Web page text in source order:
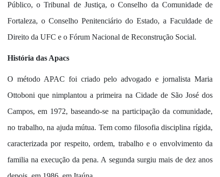
Público, o Tribunal de Justiça, o Conselho da Comunidade de
Fortaleza, o Conselho Penitenciário do Estado, a Faculdade de
Direito da UFC e o Fórum Nacional de Reconstrução Social.
História das Apacs
O método APAC foi criado pelo advogado e jornalista Maria
Ottoboni que nimplantou a primeira na Cidade de São José dos
Campos, em 1972, baseando-se na participação da comunidade,
no trabalho, na ajuda mútua. Tem como filosofia disciplina rígida,
caracterizada por respeito, ordem, trabalho e o envolvimento da
familia na execução da pena. A segunda surgiu mais de dez anos